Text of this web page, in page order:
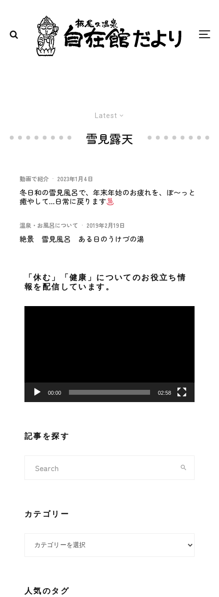
Latest
雪見露天
動画で紹介 · 2023年1月4日
冬日和の雪見風呂で、年末年始のお疲れを、ぼ〜っと
癒やして…日常に戻ります
温泉・お風呂について · 2019年2月19日
絶景 雪見風呂 ある日のうけづの湯
「休む」「健康」についてのお役立ち情
報を配信しています。
ー
00:00 02:58
記事を探す
カテゴリー
人気のタグ